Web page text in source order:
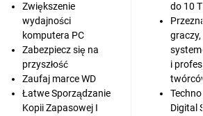
Zwiększenie
wydajności
komputera PC
Zabezpiecz się na
przyszłość
Zaufaj marce WD
Łatwe Sporządzanie
Kopii Zapasowej I
do 10
i
Digital